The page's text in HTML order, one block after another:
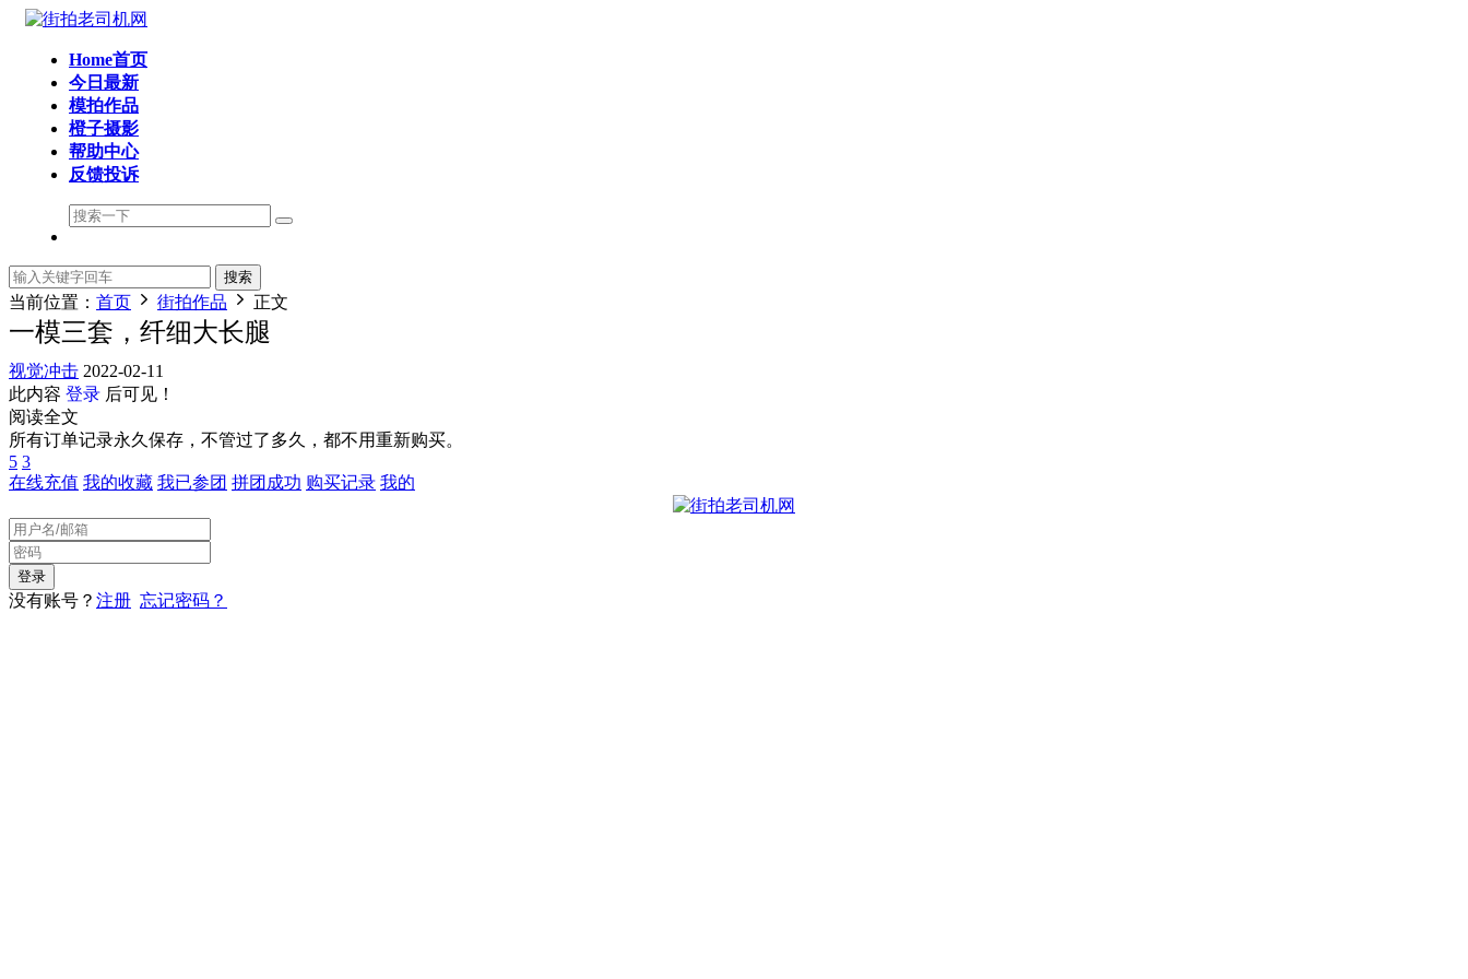
Home首页
今日最新
模拍作品
橙子摄影
帮助中心
反馈投诉
搜索
当前位置： 首页 街拍作品 正文
一模三套，纤细大长腿
视觉冲击 2022-02-11
此内容 登录 后可见！
阅读全文
所有订单记录永久保存，不管过了多久，都不用重新购买。
5 3
在线充值 我的收藏 我已参团 拼团成功 购买记录 我的
没有账号？ 注册 忘记密码？